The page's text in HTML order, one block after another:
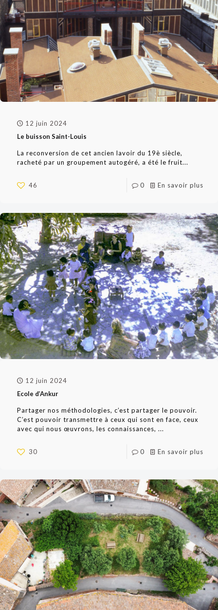
12 juin 2024
Le buisson Saint-Louis
La reconversion de cet ancien lavoir du 19è siècle,
racheté par un groupement autogéré, a été le fruit...
46 0 En savoir plus
12 juin 2024
Ecole d’Ankur
Partager nos méthodologies, c’est partager le pouvoir.
C’est pouvoir transmettre à ceux qui sont en face, ceux
avec qui nous œuvrons, les connaissances, ...
30 0 En savoir plus